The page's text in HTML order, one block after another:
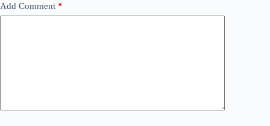
Add Comment *